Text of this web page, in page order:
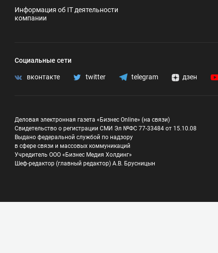
Информация об IT деятельности
компании
Социальные сети
вконтакте twitter telegram дзен
Деловая электронная газета «Бизнес Online» (на связи)
Свидетельство о регистрации СМИ Эл №ФС 77-33484 от 15.10.08
Выдано федеральной службой по надзору
в сфере связи и массовых коммуникаций
Учредитель ООО «Бизнес Медия Холдинг»
Шеф-редактор (главный редактор) А.В. Брусницын